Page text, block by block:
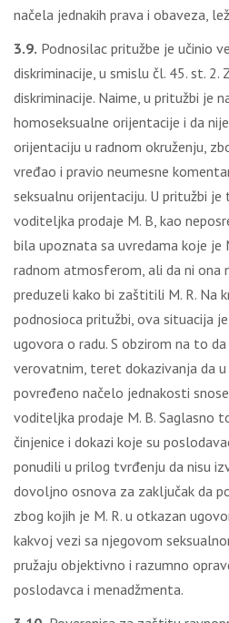
načela jednakih prava i obaveza,
3.9. Podnosilac pritužbe je učinio
diskriminacije, u smislu čl. 45. st. 2.
diskriminacije. Naime, u pritužbi je
homoseksualne orijentacije i da
orijentaciju u radnom okruženju,
vređao i pravio neumesne
seksualnu orijentaciju. U pritužbi je
voditeljka prodaje M. B, kao
bila upoznata sa uvredama koje je
radnom atmosferom, ali da ni ona
preduzeli kako bi zaštitili M. R. Na
podnosioca pritužbi, ova situacija
ugovora o radu. S obzirom na to
verovatnim, teret dokazivanja da
povređeno načelo jednakosti
voditeljka prodaje M. B. Saglasno
činjenice i dokazi koje su
ponudili u prilog tvrđenju da nisu
dovoljno osnova za zaključak da
zbog kojih je M. R. u otkazan
kakvoj vezi sa njegovom
pružaju objektivno i razumno
poslodavca i menadžmenta.